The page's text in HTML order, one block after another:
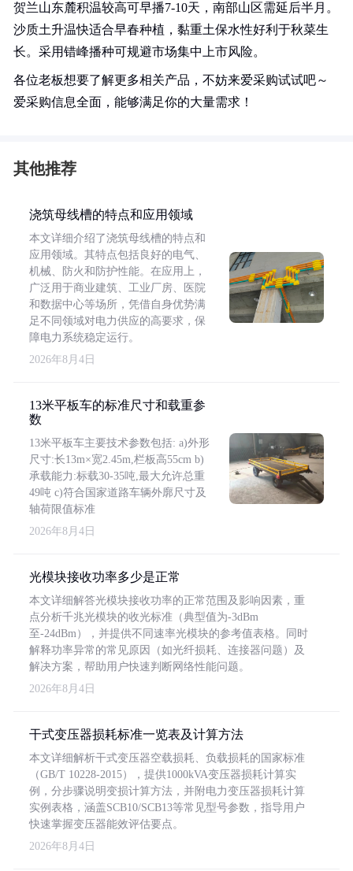
贺兰山东麓积温较高可早播7-10天，南部山区需延后半月。
沙质土升温快适合早春种植，黏重土保水性好利于秋菜生
长。采用错峰播种可规避市场集中上市风险。
各位老板想要了解更多相关产品，不妨来爱采购试试吧～
爱采购信息全面，能够满足你的大量需求！
其他推荐
浇筑母线槽的特点和应用领域
本文详细介绍了浇筑母线槽的特点和
应用领域。其特点包括良好的电气、
机械、防火和防护性能。在应用上，
广泛用于商业建筑、工业厂房、医院
和数据中心等场所，凭借自身优势满
足不同领域对电力供应的高要求，保
障电力系统稳定运行。
2026年8月4日
13米平板车的标准尺寸和载重参
数
13米平板车主要技术参数包括: a)外形
尺寸:长13m×宽2.45m,栏板高55cm b)
承载能力:标载30-35吨,最大允许总重
49吨 c)符合国家道路车辆外廓尺寸及
轴荷限值标准
2026年8月4日
光模块接收功率多少是正常
本文详细解答光模块接收功率的正常范围及影响因素，重
点分析千兆光模块的收光标准（典型值为-3dBm
至-24dBm），并提供不同速率光模块的参考值表格。同时
解释功率异常的常见原因（如光纤损耗、连接器问题）及
解决方案，帮助用户快速判断网络性能问题。
2026年8月4日
干式变压器损耗标准一览表及计算方法
本文详细解析干式变压器空载损耗、负载损耗的国家标准
（GB/T 10228-2015），提供1000kVA变压器损耗计算实
例，分步骤说明变损计算方法，并附电力变压器损耗计算
实例表格，涵盖SCB10/SCB13等常见型号参数，指导用户
快速掌握变压器能效评估要点。
2026年8月4日